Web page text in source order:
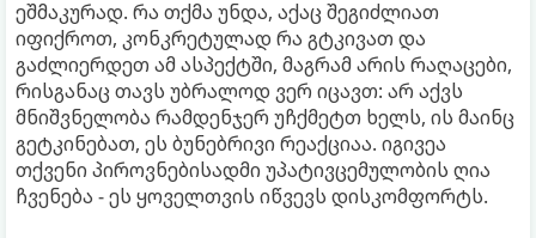
ეშმაკურად. რა თქმა უნდა, აქაც შეგიძლიათ
იფიქროთ, კონკრეტულად რა გტკივათ და
გაძლიერდეთ ამ ასპექტში, მაგრამ არის რაღაცები,
რისგანაც თავს უბრალოდ ვერ იცავთ: არ აქვს
მნიშვნელობა რამდენჯერ უჩქმეტთ ხელს, ის მაინც
გეტკინებათ, ეს ბუნებრივი რეაქციაა. იგივეა
თქვენი პიროვნებისადმი უპატივცემულობის ღია
ჩვენება - ეს ყოველთვის იწვევს დისკომფორტს.